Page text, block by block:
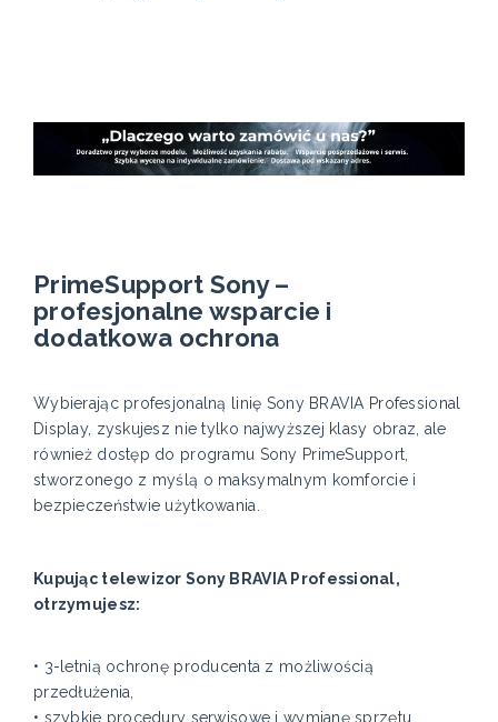
PrimeSupport Sony –
profesjonalne wsparcie i
dodatkowa ochrona
Wybierając profesjonalną linię Sony BRAVIA Professional
Display, zyskujesz nie tylko najwyższej klasy obraz, ale
również dostęp do programu Sony PrimeSupport,
stworzonego z myślą o maksymalnym komforcie i
bezpieczeństwie użytkowania.
Kupując telewizor Sony BRAVIA Professional,
otrzymujesz:
• 3-letnią ochronę producenta z możliwością
przedłużenia,
• szybkie procedury serwisowe i wymianę sprzętu,